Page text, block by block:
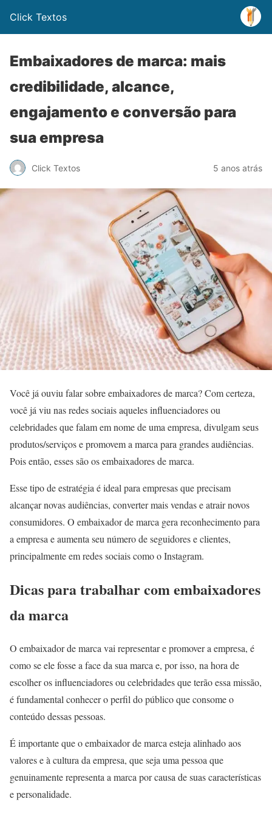
Click Textos
Embaixadores de marca: mais
credibilidade, alcance,
engajamento e conversão para
sua empresa
Click Textos 5 anos atrás
Você já ouviu falar sobre embaixadores de marca? Com certeza,
você já viu nas redes sociais aqueles influenciadores ou
celebridades que falam em nome de uma empresa, divulgam seus
produtos/serviços e promovem a marca para grandes audiências.
Pois então, esses são os embaixadores de marca.
Esse tipo de estratégia é ideal para empresas que precisam
alcançar novas audiências, converter mais vendas e atrair novos
consumidores. O embaixador de marca gera reconhecimento para
a empresa e aumenta seu número de seguidores e clientes,
principalmente em redes sociais como o Instagram.
Dicas para trabalhar com embaixadores
da marca
O embaixador de marca vai representar e promover a empresa, é
como se ele fosse a face da sua marca e, por isso, na hora de
escolher os influenciadores ou celebridades que terão essa missão,
é fundamental conhecer o perfil do público que consome o
conteúdo dessas pessoas.
É importante que o embaixador de marca esteja alinhado aos
valores e à cultura da empresa, que seja uma pessoa que
genuinamente representa a marca por causa de suas características
e personalidade.